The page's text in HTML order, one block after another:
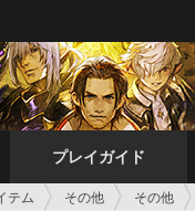
プレイガイド
テム その他 その他